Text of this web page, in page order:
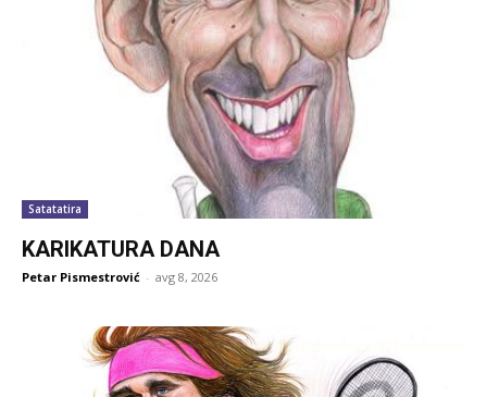
Satatatira
KARIKATURA DANA
Petar Pismestrović - avg 8, 2026